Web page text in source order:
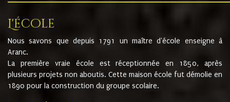
L'école
Nous savons que depuis 1791 un maître d'école enseigne à
Aranc.
La première vraie école est réceptionnée en 1850, après
plusieurs projets non aboutis. Cette maison école fut démolie en
1890 pour la construction du groupe scolaire.